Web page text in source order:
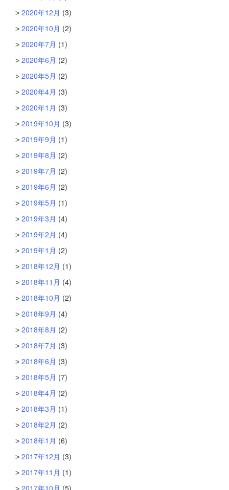
2020年12月 (3)
2020年10月 (2)
2020年7月 (1)
2020年6月 (2)
2020年5月 (2)
2020年4月 (3)
2020年1月 (3)
2019年10月 (3)
2019年9月 (1)
2019年8月 (2)
2019年7月 (2)
2019年6月 (2)
2019年5月 (1)
2019年3月 (4)
2019年2月 (4)
2019年1月 (2)
2018年12月 (1)
2018年11月 (4)
2018年10月 (2)
2018年9月 (4)
2018年8月 (2)
2018年7月 (3)
2018年6月 (3)
2018年5月 (7)
2018年4月 (2)
2018年3月 (1)
2018年2月 (2)
2018年1月 (6)
2017年12月 (3)
2017年11月 (1)
2017年10月 (5)